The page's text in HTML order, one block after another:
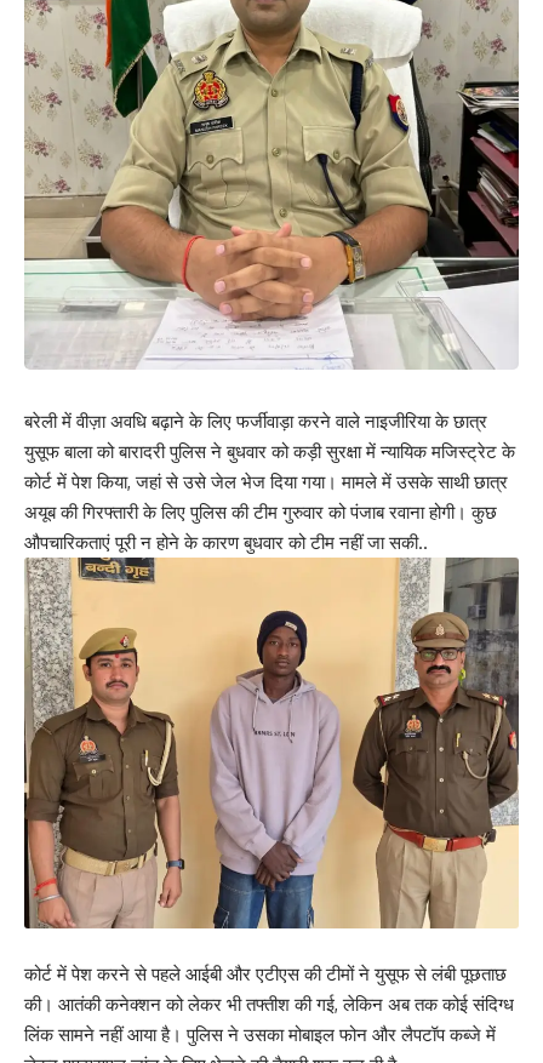
बरेली में वीज़ा अवधि बढ़ाने के लिए फर्जीवाड़ा करने वाले नाइजीरिया के छात्र
युसूफ बाला को बारादरी पुलिस ने बुधवार को कड़ी सुरक्षा में न्यायिक मजिस्ट्रेट के
कोर्ट में पेश किया, जहां से उसे जेल भेज दिया गया। मामले में उसके साथी छात्र
अयूब की गिरफ्तारी के लिए पुलिस की टीम गुरुवार को पंजाब रवाना होगी। कुछ
औपचारिकताएं पूरी न होने के कारण बुधवार को टीम नहीं जा सकी..
कोर्ट में पेश करने से पहले आईबी और एटीएस की टीमों ने युसूफ से लंबी पूछताछ
की। आतंकी कनेक्शन को लेकर भी तफ्तीश की गई, लेकिन अब तक कोई संदिग्ध
लिंक सामने नहीं आया है। पुलिस ने उसका मोबाइल फोन और लैपटॉप कब्जे में